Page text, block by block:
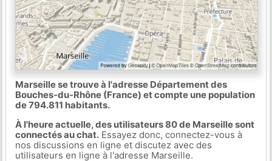
Marseille se trouve à l'adresse Département des
Bouches-du-Rhône (France) et compte une population
de 794.811 habitants.
À l'heure actuelle, des utilisateurs 80 de Marseille sont
connectés au chat.Essayez donc, connectez-vous à
nos discussions en ligne et discutez avec des
utilisateurs en ligne à l'adresse Marseille.